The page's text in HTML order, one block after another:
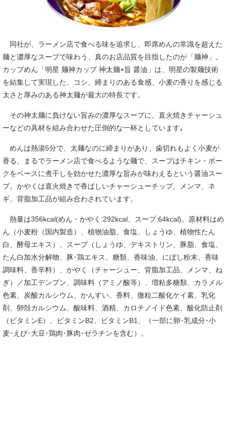
同社が、ラーメン店で食べる味を追求し、即席めんの常識を超えた
麺と濃厚なスープで味わう、真のお店品質を目指したのが「麺神」。
カップめん「明星 麺神カップ 神太麺×旨 醤油」は、明星の製麺技術
を結集して実現した、コシ、締まりのある食感、小麦の香りを感じる
太さと厚みのある神太麺が最大の特長です。
その神太麺に負けない旨みの濃厚なスープに、直火焼きチャーシュ
ーなどの具材を組み合わせた圧倒的な一杯としています｡
めんは熱湯5分で、太麺なのに締まりがあり、歯切れもよく小麦が
香る、まるでラーメン店で食べるような麺で、スープはチキン・ポー
クをベースに煮干しを効かせた濃厚な旨みが味わえるという醤油スー
プ。かやくは直火焼きで香ばしいチャーシューチップ、メンマ、ネ
ギ、背脂加工品が組み合わされています。
熱量は356kcal(めん・かやく:292kcal、スープ:64kcal)。原材料はめ
ん（小麦粉（国内製造）、植物油脂、食塩、しょうゆ、植物性たん
白、酵母エキス）、スープ（しょうゆ、デキストリン、豚脂、食塩、
たん白加水分解物、豚･鶏エキス、糖類、香味油、にぼし粉末、香味
調味料、香辛料）、かやく（チャーシュー、背脂加工品、メンマ、ね
ぎ）／加工デンプン、調味料（アミノ酸等）、増粘多糖類、カラメル
色素、炭酸カルシウム、かんすい、香料、微粒二酸化ケイ素、乳化
剤、卵殻カルシウム、酸味料、酒精、カロチノイド色素、酸化防止剤
（ビタミンE）、ビタミンB2、ビタミンB1、（一部に卵･乳成分･小
麦･えび･大豆･鶏肉･豚肉･ゼラチンを含む）。